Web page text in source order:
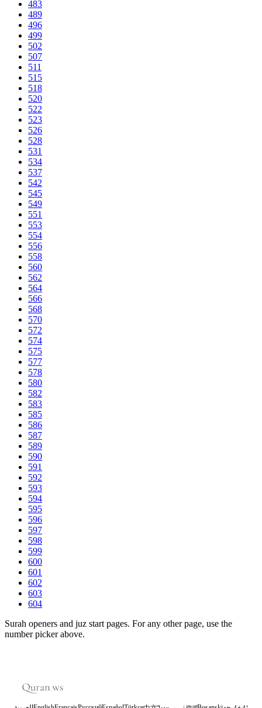
483
489
496
499
502
507
511
515
518
520
522
523
526
528
531
534
537
542
545
549
551
553
554
556
558
560
562
564
566
568
570
572
574
575
577
578
580
582
583
585
586
587
589
590
591
592
593
594
595
596
597
598
599
600
601
602
603
604
Surah openers and juz start pages. For any other page, use the
number picker above.